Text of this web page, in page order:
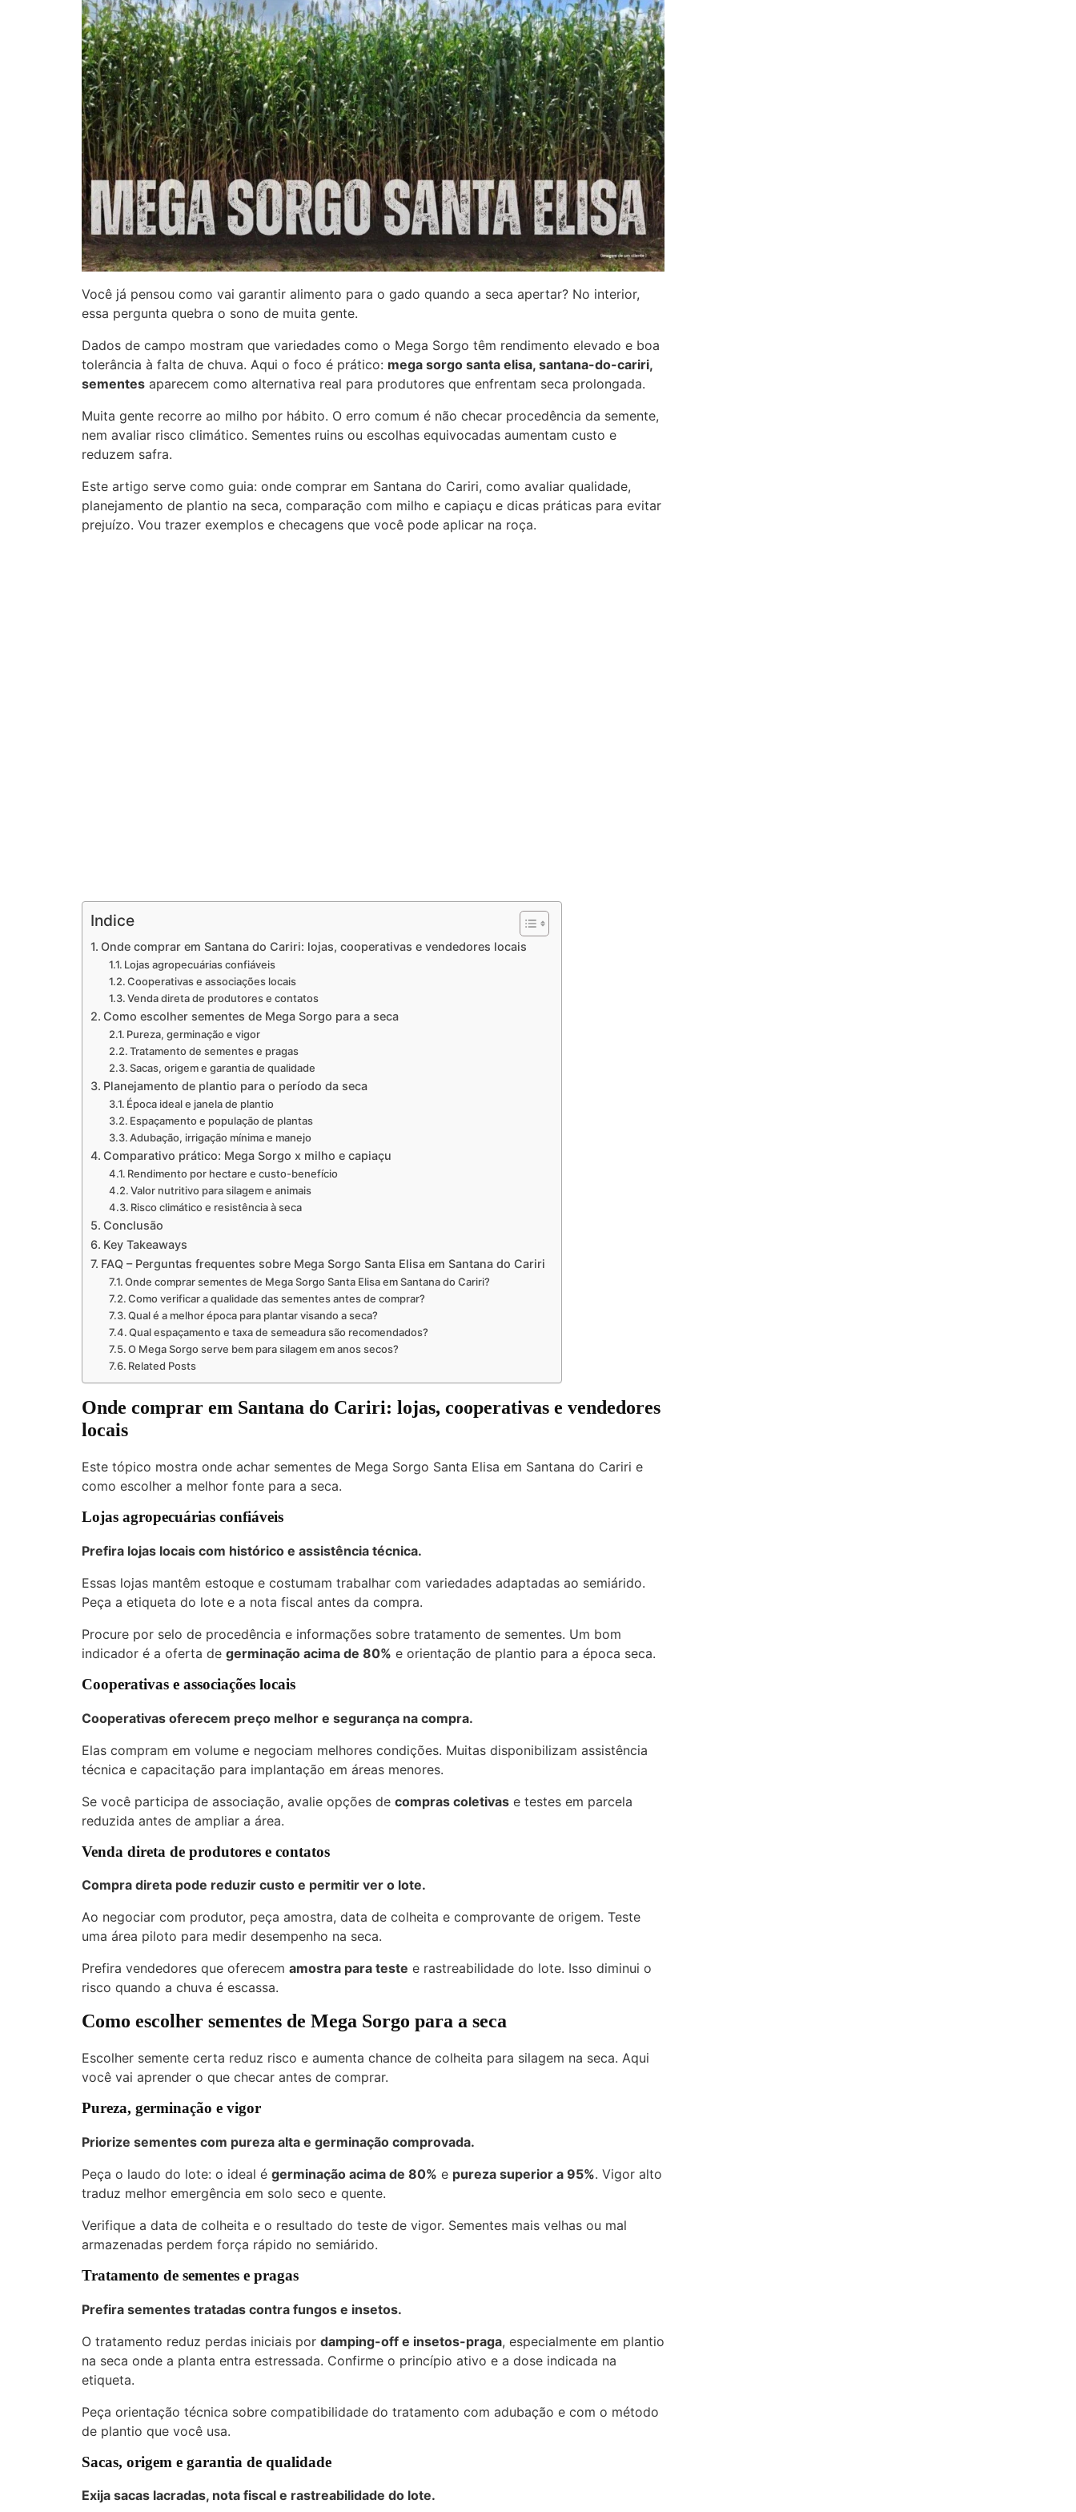
Você já pensou como vai garantir alimento para o gado quando a seca apertar? No interior,
essa pergunta quebra o sono de muita gente.
Dados de campo mostram que variedades como o Mega Sorgo têm rendimento elevado e boa
tolerância à falta de chuva. Aqui o foco é prático: mega sorgo santa elisa, santana-do-cariri,
sementes aparecem como alternativa real para produtores que enfrentam seca prolongada.
Muita gente recorre ao milho por hábito. O erro comum é não checar procedência da semente,
nem avaliar risco climático. Sementes ruins ou escolhas equivocadas aumentam custo e
reduzem safra.
Este artigo serve como guia: onde comprar em Santana do Cariri, como avaliar qualidade,
planejamento de plantio na seca, comparação com milho e capiaçu e dicas práticas para evitar
prejuízo. Vou trazer exemplos e checagens que você pode aplicar na roça.
Indice
Onde comprar em Santana do Cariri: lojas, cooperativas e vendedores locais
Lojas agropecuárias confiáveis
Cooperativas e associações locais
Venda direta de produtores e contatos
Como escolher sementes de Mega Sorgo para a seca
Pureza, germinação e vigor
Tratamento de sementes e pragas
Sacas, origem e garantia de qualidade
Planejamento de plantio para o período da seca
Época ideal e janela de plantio
Espaçamento e população de plantas
Adubação, irrigação mínima e manejo
Comparativo prático: Mega Sorgo x milho e capiaçu
Rendimento por hectare e custo-benefício
Valor nutritivo para silagem e animais
Risco climático e resistência à seca
Conclusão
Key Takeaways
FAQ – Perguntas frequentes sobre Mega Sorgo Santa Elisa em Santana do Cariri
Onde comprar sementes de Mega Sorgo Santa Elisa em Santana do Cariri?
Como verificar a qualidade das sementes antes de comprar?
Qual é a melhor época para plantar visando a seca?
Qual espaçamento e taxa de semeadura são recomendados?
O Mega Sorgo serve bem para silagem em anos secos?
Related Posts
Onde comprar em Santana do Cariri: lojas, cooperativas e vendedores
locais
Este tópico mostra onde achar sementes de Mega Sorgo Santa Elisa em Santana do Cariri e
como escolher a melhor fonte para a seca.
Lojas agropecuárias confiáveis
Prefira lojas locais com histórico e assistência técnica.
Essas lojas mantêm estoque e costumam trabalhar com variedades adaptadas ao semiárido.
Peça a etiqueta do lote e a nota fiscal antes da compra.
Procure por selo de procedência e informações sobre tratamento de sementes. Um bom
indicador é a oferta de germinação acima de 80% e orientação de plantio para a época seca.
Cooperativas e associações locais
Cooperativas oferecem preço melhor e segurança na compra.
Elas compram em volume e negociam melhores condições. Muitas disponibilizam assistência
técnica e capacitação para implantação em áreas menores.
Se você participa de associação, avalie opções de compras coletivas e testes em parcela
reduzida antes de ampliar a área.
Venda direta de produtores e contatos
Compra direta pode reduzir custo e permitir ver o lote.
Ao negociar com produtor, peça amostra, data de colheita e comprovante de origem. Teste
uma área piloto para medir desempenho na seca.
Prefira vendedores que oferecem amostra para teste e rastreabilidade do lote. Isso diminui o
risco quando a chuva é escassa.
Como escolher sementes de Mega Sorgo para a seca
Escolher semente certa reduz risco e aumenta chance de colheita para silagem na seca. Aqui
você vai aprender o que checar antes de comprar.
Pureza, germinação e vigor
Priorize sementes com pureza alta e germinação comprovada.
Peça o laudo do lote: o ideal é germinação acima de 80% e pureza superior a 95%. Vigor alto
traduz melhor emergência em solo seco e quente.
Verifique a data de colheita e o resultado do teste de vigor. Sementes mais velhas ou mal
armazenadas perdem força rápido no semiárido.
Tratamento de sementes e pragas
Prefira sementes tratadas contra fungos e insetos.
O tratamento reduz perdas iniciais por damping-off e insetos-praga, especialmente em plantio
na seca onde a planta entra estressada. Confirme o princípio ativo e a dose indicada na
etiqueta.
Peça orientação técnica sobre compatibilidade do tratamento com adubação e com o método
de plantio que você usa.
Sacas, origem e garantia de qualidade
Exija sacas lacradas, nota fiscal e rastreabilidade do lote.